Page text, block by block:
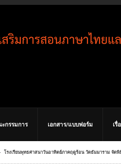
กรรมการ เอกสาร/แบบฟอร์ม เรื่
โรงเรียนพุทธศาสนาวันอาทิตย์ภาคฤดูร้อน วัดธัมมาราม จัด